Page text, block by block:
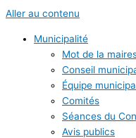
Aller au contenu
Municipalité
Mot de la
Conseil
Équipe
Comités
Séances du
Avis publics